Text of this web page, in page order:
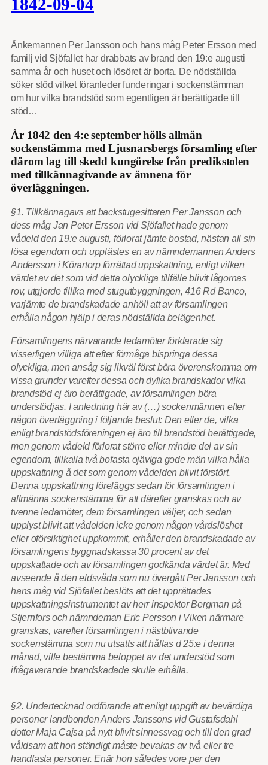
1842-09-04
Änkemannen Per Jansson och hans måg Peter Ersson med
familj vid Sjöfallet har drabbats av brand den 19:e augusti
samma år och huset och lösöret är borta. De nödställda
söker stöd vilket föranleder funderingar i sockenstämman
om hur vilka brandstöd som egentligen är berättigade till
stöd…
År 1842 den 4:e september hölls allmän
sockenstämma med Ljusnarsbergs församling efter
därom lag till skedd kungörelse från predikstolen
med tillkännagivande av ämnena för
överläggningen.
§1. Tillkännagavs att backstugesittaren Per Jansson och
dess måg Jan Peter Ersson vid Sjöfallet hade genom
vådeld den 19:e augusti, förlorat jämte bostad, nästan all sin
lösa egendom och upplästes en av nämndemannen Anders
Andersson i Körartorp förrättad uppskattning, enligt vilken
värdet av det som vid detta olyckliga tillfälle blivit lågornas
rov, utgjorde tillika med stugutbyggningen, 416 Rd Banco,
varjämte de brandskadade anhöll att av församlingen
erhålla någon hjälp i deras nödställda belägenhet.
Församlingens närvarande ledamöter förklarade sig
visserligen villiga att efter förmåga bispringa dessa
olyckliga, men ansåg sig likväl först böra överenskomma om
vissa grunder varefter dessa och dylika brandskador vilka
brandstöd ej äro berättigade, av församlingen böra
understödjas. I anledning här av (…) sockenmännen efter
någon överläggning i följande beslut: Den eller de, vilka
enligt brandstödsföreningen ej äro till brandstöd berättigade,
men genom vådeld förlorat större eller mindre del av sin
egendom, tillkalla två bofasta ojäviga gode män vilka hålla
uppskattning å det som genom vådelden blivit förstört.
Denna uppskattning föreläggs sedan för församlingen i
allmänna sockenstämma för att därefter granskas och av
tvenne ledamöter, dem församlingen väljer, och sedan
upplyst blivit att vådelden icke genom någon vårdslöshet
eller oförsiktighet uppkommit, erhåller den brandskadade av
församlingens byggnadskassa 30 procent av det
uppskattade och av församlingen godkända värdet är. Med
avseende å den eldsvåda som nu övergått Per Jansson och
hans måg vid Sjöfallet beslöts att det upprättades
uppskattningsinstrumentet av herr inspektor Bergman på
Stjernfors och nämndeman Eric Persson i Viken närmare
granskas, varefter församlingen i nästblivande
sockenstämma som nu utsatts att hållas d 25:e i denna
månad, ville bestämma beloppet av det understöd som
ifrågavarande brandskadade skulle erhålla.
§2. Undertecknad ordförande att enligt uppgift av bevärdiga
personer landbonden Anders Janssons vid Gustafsdahl
dotter Maja Cajsa på nytt blivit sinnessvag och till den grad
våldsam att hon ständigt måste bevakas av två eller tre
handfasta personer. Enär hon således vore per den